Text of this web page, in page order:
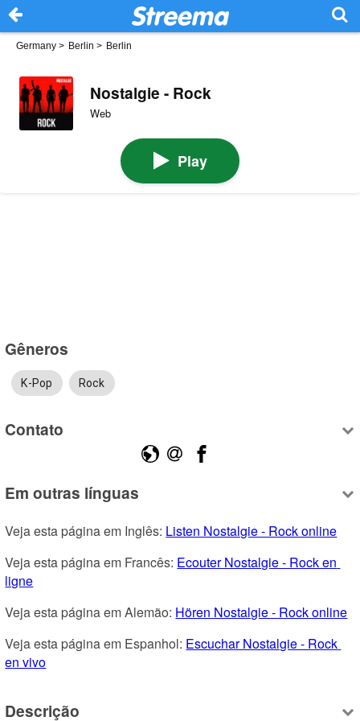
Germany > Berlin > Berlin
Nostalgie - Rock
Web
Play
Gêneros
K-Pop Rock
Contato
Em outras línguas
Veja esta página em Inglês: Listen Nostalgie - Rock online
Veja esta página em Francês: Ecouter Nostalgie - Rock en
ligne
Veja esta página em Alemão: Hören Nostalgie - Rock online
Veja esta página em Espanhol: Escuchar Nostalgie - Rock
en vivo
Descrição